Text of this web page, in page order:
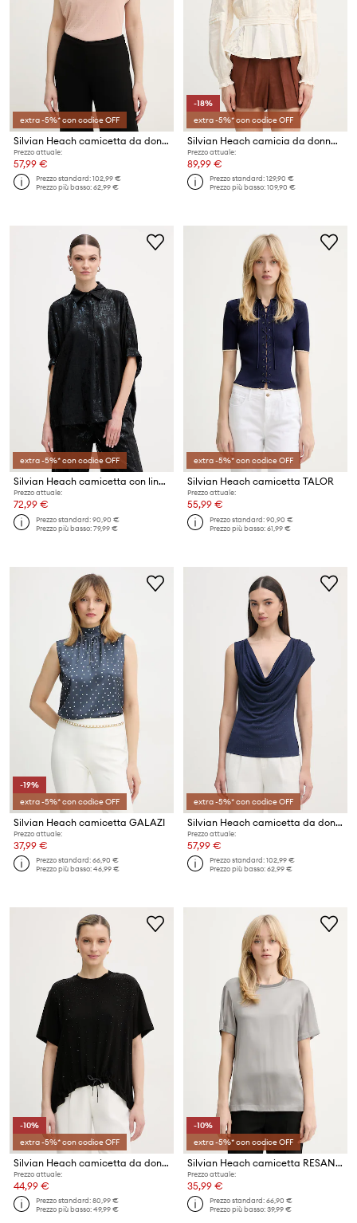
extra -5%* con codice OFF
Silvian Heach camicetta da donna RAMAN
Prezzo attuale:
57,99 €
Prezzo standard:102,99 €
Prezzo più basso:62,99 €
-18%
extra -5%* con codice OFF
Silvian Heach camicia da donna in cotone AGRIN
Prezzo attuale:
89,99 €
Prezzo standard:129,90 €
Prezzo più basso:109,90 €
extra -5%* con codice OFF
Silvian Heach camicetta con lino SILIA
Prezzo attuale:
72,99 €
Prezzo standard:90,90 €
Prezzo più basso:79,99 €
extra -5%* con codice OFF
Silvian Heach camicetta TALOR
Prezzo attuale:
55,99 €
Prezzo standard:90,90 €
Prezzo più basso:61,99 €
-19%
extra -5%* con codice OFF
Silvian Heach camicetta GALAZI
Prezzo attuale:
37,99 €
Prezzo standard:66,90 €
Prezzo più basso:46,99 €
extra -5%* con codice OFF
Silvian Heach camicetta da donna RAMAN
Prezzo attuale:
57,99 €
Prezzo standard:102,99 €
Prezzo più basso:62,99 €
-10%
extra -5%* con codice OFF
Silvian Heach camicetta da donna in viscosa TIBBIG
Prezzo attuale:
44,99 €
Prezzo standard:80,99 €
Prezzo più basso:49,99 €
-10%
extra -5%* con codice OFF
Silvian Heach camicetta RESANA
Prezzo attuale:
35,99 €
Prezzo standard:66,90 €
Prezzo più basso:39,99 €